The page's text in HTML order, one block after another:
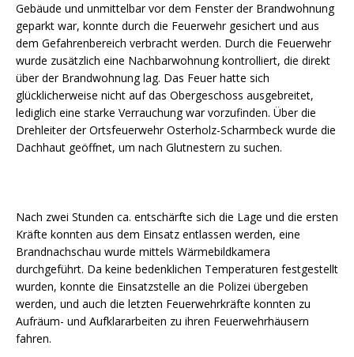
Gebäude und unmittelbar vor dem Fenster der Brandwohnung
geparkt war, konnte durch die Feuerwehr gesichert und aus
dem Gefahrenbereich verbracht werden. Durch die Feuerwehr
wurde zusätzlich eine Nachbarwohnung kontrolliert, die direkt
über der Brandwohnung lag. Das Feuer hatte sich
glücklicherweise nicht auf das Obergeschoss ausgebreitet,
lediglich eine starke Verrauchung war vorzufinden. Über die
Drehleiter der Ortsfeuerwehr Osterholz-Scharmbeck wurde die
Dachhaut geöffnet, um nach Glutnestern zu suchen.
Nach zwei Stunden ca. entschärfte sich die Lage und die ersten
Kräfte konnten aus dem Einsatz entlassen werden, eine
Brandnachschau wurde mittels Wärmebildkamera
durchgeführt. Da keine bedenklichen Temperaturen festgestellt
wurden, konnte die Einsatzstelle an die Polizei übergeben
werden, und auch die letzten Feuerwehrkräfte konnten zu
Aufräum- und Aufklararbeiten zu ihren Feuerwehrhäusern
fahren.